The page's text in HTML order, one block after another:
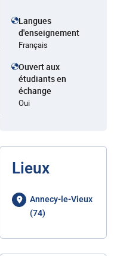
Langues
d'enseignement
Français
Ouvert aux
étudiants en
échange
Oui
Lieux
Annecy-le-Vieux
(74)